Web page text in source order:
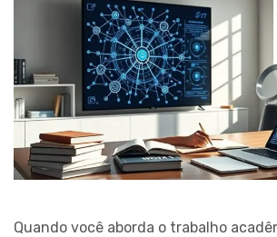
Quando você aborda o trabalho